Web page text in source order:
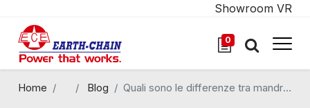
0
Showroom VR
Home Tutti i blog
Blog Quali sono le differenze tra mandrini magnetici elettropermanenti, mandrini magnetici permanenti e mandrini elettromagnetici?